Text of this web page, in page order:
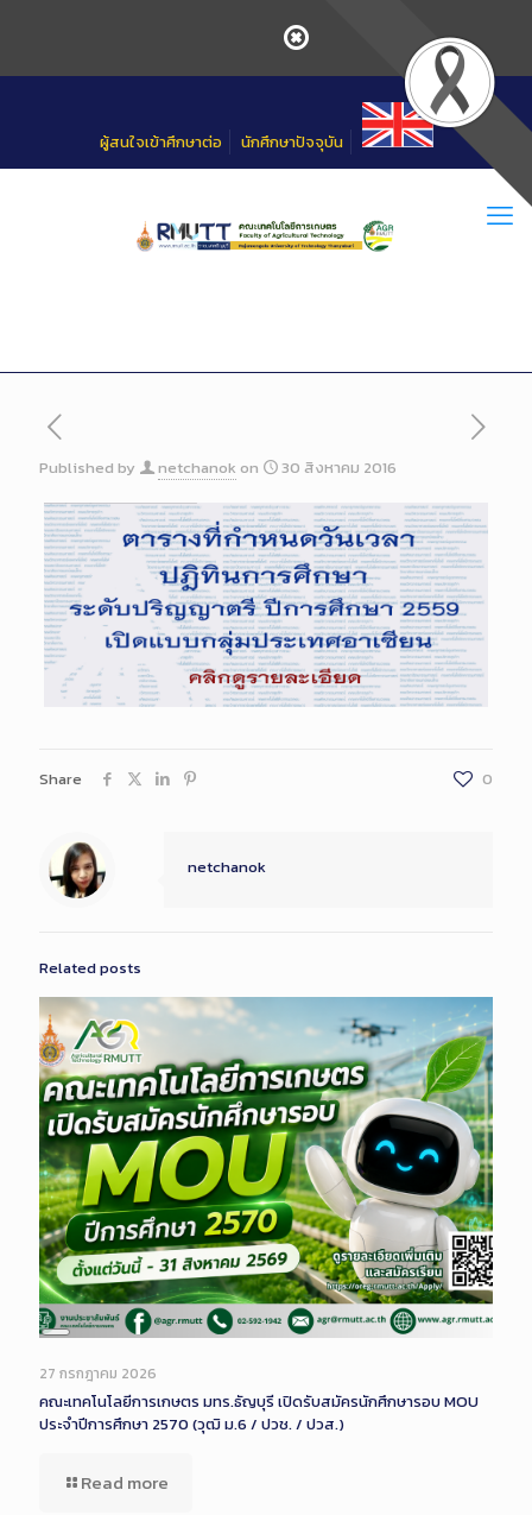
ผู้สนใจเข้าศึกษาต่อ นักศึกษาปัจจุบัน
Published by netchanok on 30 สิงหาคม 2016
Share 0
netchanok
Related posts
Long
Description
27 กรกฎาคม 2026
คณะเทคโนโลยีการเกษตร มทร.ธัญบุรี เปิดรับสมัครนักศึกษารอบ MOU
ประจำปีการศึกษา 2570 (วุฒิ ม.6 / ปวช. / ปวส.)
Read more